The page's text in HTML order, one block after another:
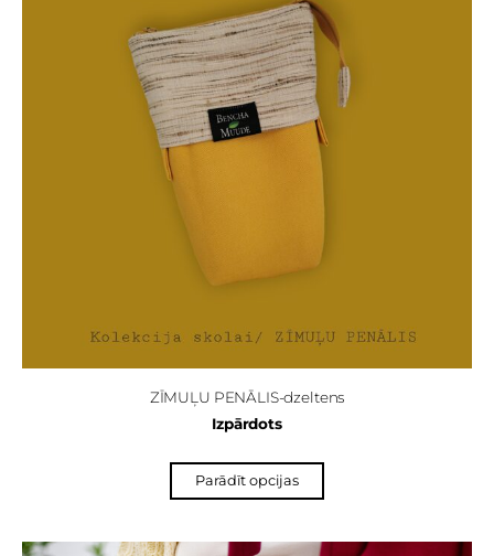
ZĪMUĻU PENĀLIS-dzeltens
Izpārdots
Parādīt opcijas